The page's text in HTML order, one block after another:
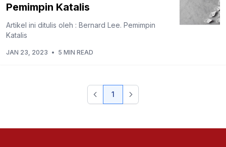
Pemimpin Katalis
Artikel ini ditulis oleh : Bernard Lee. Pemimpin
Katalis
JAN 23, 2023 • 5 MIN READ
1